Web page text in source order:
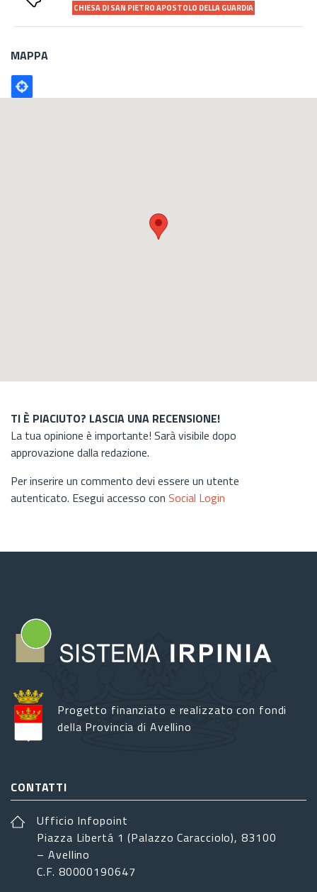
CHIESA DI SAN PIETRO APOSTOLO DELLA GUARDIA
MAPPA
Poligono
GEO
TI È PIACIUTO? LASCIA UNA RECENSIONE!
La tua opinione è importante! Sarà visibile dopo
approvazione dalla redazione.
Per inserire un commento devi essere un utente
autenticato. Esegui accesso con Social Login
Progetto finanziato e realizzato con fondi
della Provincia di Avellino
CONTATTI
Ufficio Infopoint
Piazza Libertá 1 (Palazzo Caracciolo), 83100
– Avellino
C.F. 80000190647